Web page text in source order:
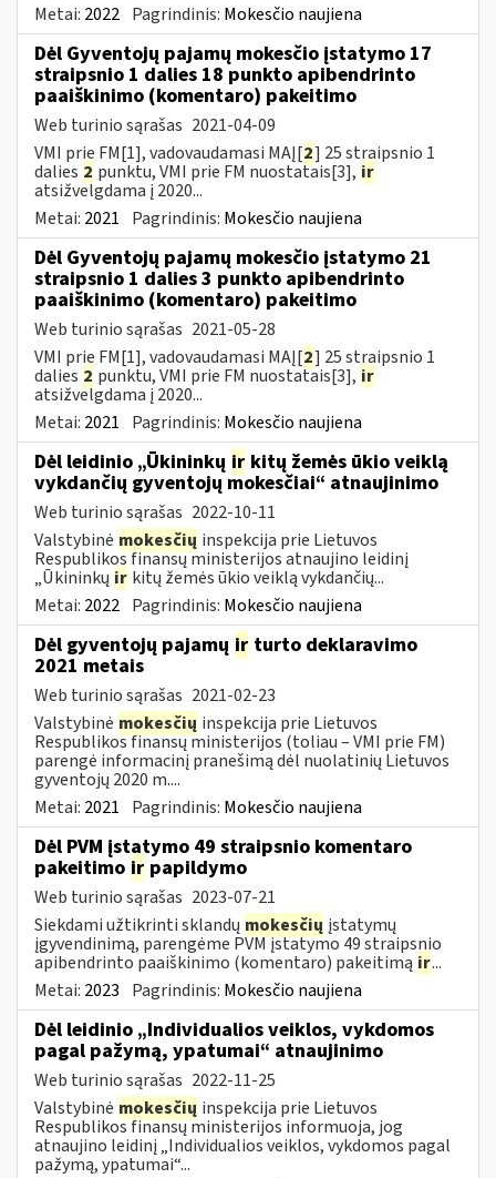
Metai: 2022 Pagrindinis: Mokesčio naujiena
Dėl Gyventojų pajamų mokesčio įstatymo 17
straipsnio 1 dalies 18 punkto apibendrinto
paaiškinimo (komentaro) pakeitimo
Web turinio sąrašas 2021-04-09
VMI prie FM[1], vadovaudamasi MAĮ[2] 25 straipsnio 1
dalies 2 punktu, VMI prie FM nuostatais[3], ir
atsižvelgdama į 2020...
Metai: 2021 Pagrindinis: Mokesčio naujiena
Dėl Gyventojų pajamų mokesčio įstatymo 21
straipsnio 1 dalies 3 punkto apibendrinto
paaiškinimo (komentaro) pakeitimo
Web turinio sąrašas 2021-05-28
VMI prie FM[1], vadovaudamasi MAĮ[2] 25 straipsnio 1
dalies 2 punktu, VMI prie FM nuostatais[3], ir
atsižvelgdama į 2020...
Metai: 2021 Pagrindinis: Mokesčio naujiena
Dėl leidinio „Ūkininkų ir kitų žemės ūkio veiklą
vykdančių gyventojų mokesčiai“ atnaujinimo
Web turinio sąrašas 2022-10-11
Valstybinė mokesčių inspekcija prie Lietuvos
Respublikos finansų ministerijos atnaujino leidinį
„Ūkininkų ir kitų žemės ūkio veiklą vykdančių...
Metai: 2022 Pagrindinis: Mokesčio naujiena
Dėl gyventojų pajamų ir turto deklaravimo
2021 metais
Web turinio sąrašas 2021-02-23
Valstybinė mokesčių inspekcija prie Lietuvos
Respublikos finansų ministerijos (toliau – VMI prie FM)
parengė informacinį pranešimą dėl nuolatinių Lietuvos
gyventojų 2020 m....
Metai: 2021 Pagrindinis: Mokesčio naujiena
Dėl PVM įstatymo 49 straipsnio komentaro
pakeitimo ir papildymo
Web turinio sąrašas 2023-07-21
Siekdami užtikrinti sklandų mokesčių įstatymų
įgyvendinimą, parengėme PVM įstatymo 49 straipsnio
apibendrinto paaiškinimo (komentaro) pakeitimą ir...
Metai: 2023 Pagrindinis: Mokesčio naujiena
Dėl leidinio „Individualios veiklos, vykdomos
pagal pažymą, ypatumai“ atnaujinimo
Web turinio sąrašas 2022-11-25
Valstybinė mokesčių inspekcija prie Lietuvos
Respublikos finansų ministerijos informuoja, jog
atnaujino leidinį „Individualios veiklos, vykdomos pagal
pažymą, ypatumai“...